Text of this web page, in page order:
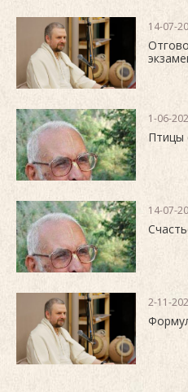
14-07-
1-06-
Птицы
14-07-
2-11-